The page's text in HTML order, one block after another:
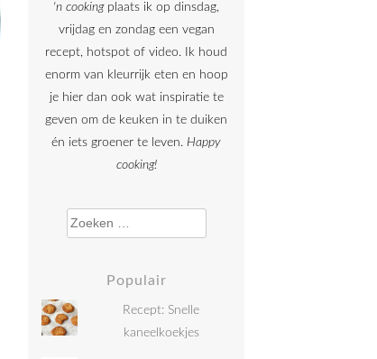
'n cookingplaats ik op dinsdag,
vrijdag en zondag een vegan
recept, hotspot of video. Ik houd
enorm van kleurrijk eten en hoop
je hier dan ook wat inspiratie te
geven om de keuken in te duiken
én iets groener te leven. Happy
cooking!
Zoeken naar:
Populair
Recept: Snelle
kaneelkoekjes